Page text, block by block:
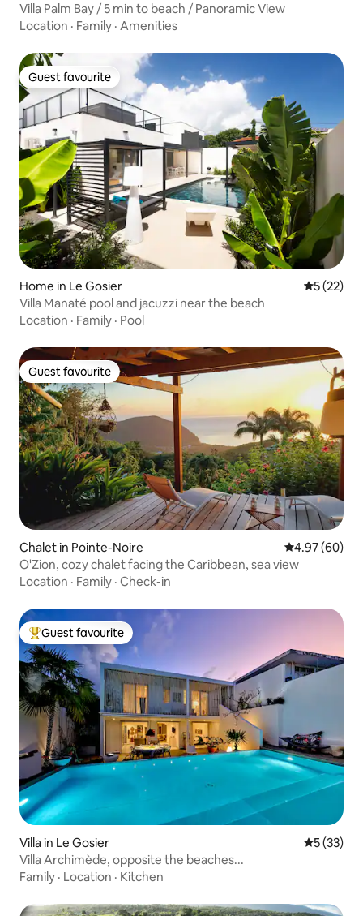
Villa Palm Bay / 5 min to beach / Panoramic View
Location · Family · Amenities
Guest favourite
Guest favourite
Home in Le Gosier 5 out of 5
5 (22)
Villa Manaté pool and jacuzzi near the beach
Location · Family · Pool
Guest favourite
Guest favourite
Chalet in Pointe-Noire 4.97 out of 5
4.97 (60)
O'Zion, cozy chalet facing the Caribbean, sea view
Location · Family · Check-in
Top guest favourite
Guest favourite
Villa in Le Gosier 5 out of 5
5 (33)
Villa Archimède, opposite the beaches...
Family · Location · Kitchen